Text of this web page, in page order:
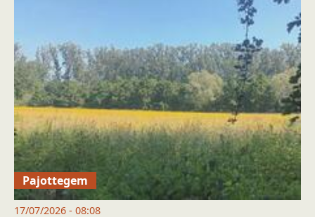
Pajottegem
17/07/2026 - 08:08